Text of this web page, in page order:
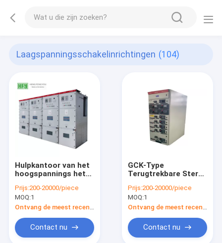
Laagspanningsschakelinrichtingen (104)
Hulpkantoor van het
hoogspannings het
geïsoleerde kyn28-12
mechanisme
Prijs:200-20000/piece
MOQ:1
Contact nu
GCK-Type
Terugtrekbare Sterke
Hoge Prestaties van
het Laag
Voltagemechanisme
Prijs:200-20000/piece
MOQ:1
Contact nu